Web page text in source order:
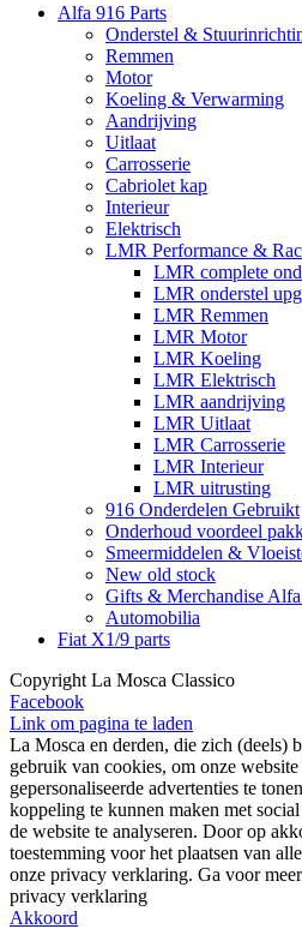
Alfa 916 Parts
Onderstel &
Remmen
Motor
Koeling & Verwarming
Aandrijving
Uitlaat
Carrosserie
Cabriolet kap
Interieur
Elektrisch
LMR Performance &
LMR complete
LMR onderstel
LMR Remmen
LMR Motor
LMR Koeling
LMR Elektrisch
LMR aandrijving
LMR Uitlaat
LMR Carrosserie
LMR Interieur
LMR uitrusting
916 Onderdelen Gebruikt
Onderhoud voordeel
Smeermiddelen &
New old stock
Gifts & Merchandise
Automobilia
Fiat X1/9 parts
Copyright La Mosca Classico
Facebook
Link om pagina te laden
La Mosca en derden, die zich (deels)
gebruik van cookies, om onze
gepersonaliseerde advertenties te
koppeling te kunnen maken met
de website te analyseren. Door op
toestemming voor het plaatsen van
onze privacy verklaring. Ga voor
privacy verklaring
Akkoord